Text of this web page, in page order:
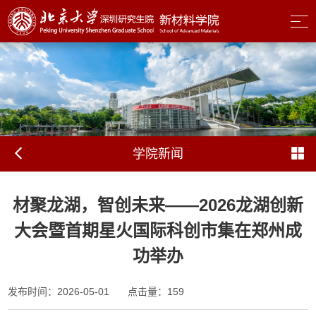
学院新闻
材聚龙湖，智创未来——2026龙湖创新
大会暨首期星火国际科创市集在郑州成
功举办
发布时间：2026-05-01 点击量： 159